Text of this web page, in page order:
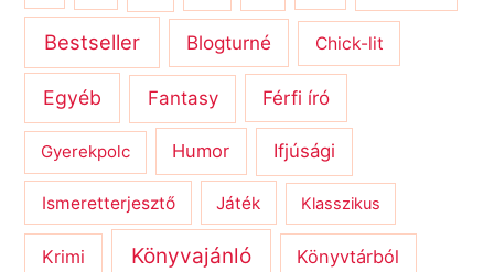
Bestseller Blogturné Chick-lit
Egyéb Fantasy Férfi író
Gyerekpolc Humor Ifjúsági
Ismeretterjesztő Játék Klasszikus
Krimi Könyvajánló Könyvtárból